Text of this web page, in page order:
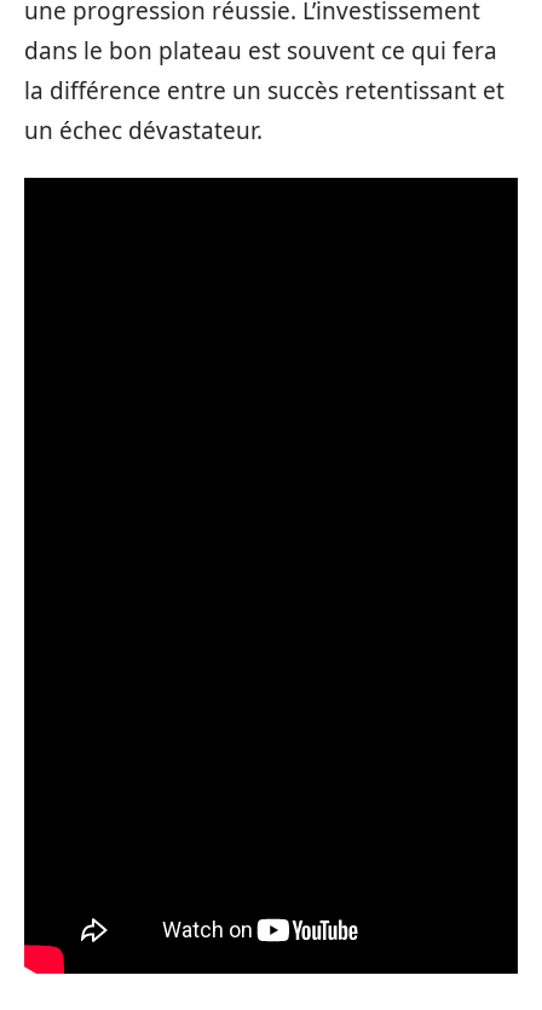
une progression réussie. L’investissement
dans le bon plateau est souvent ce qui fera
la différence entre un succès retentissant et
un échec dévastateur.